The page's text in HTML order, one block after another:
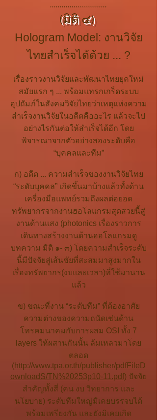
.............................
(มิติ ๔)
Hologram Model: งานวิจัย
ไทยสำเร็จได้ด้วย ... ?
เรื่องราวงานวิจัยและพัฒนาไทยยุคใหม่
สมัยแรก ๆ ... พร้อมแทรกเกร็ดระบบ
อุปถัมภ์ในสังคมวิจัยไทยว่าเหตุแห่งความ
สำเร็จงานวิจัยในอดีตคืออะไร แล้วจะไป
อย่างไรกันต่อให้สำเร็จได้อีก โดย
พิจารณาจากตัวอย่างสองระดับคือ
“บุคคลและทีม”
ก) อดีต ... ความสำเร็จของงานวิจัยไทย
“ระดับบุคคล” เกิดขึ้นมาบ้างแล้วทั้งด้าน
เครื่องมือแพทย์รวมถึงผลต่อยอด
ทรัพยากรจากงานฮอโลแกรมสุดสวยนี้สู่
งานด้านแสง (photonics เรื่องราวการ
เดินทางสร้างงานด้านฮอโลแกรมดู
บทความ มิติ ๑- ๓) โดยความสำเร็จระดับ
นี้มีปัจจัยสู่เส้นชัยที่สะสมมาสูงมากใน
เรื่องทรัพยากร(งบและเวลา)ที่ใช้มานาน
แล้ว
ข) ขณะที่งาน “ระดับทีม” ที่ต้องอาศัย
ความต่างของความถนัดเช่นด้าน
โทรคมนาคมกับการผสม OSI ทั้ง 7
layers ให้ผสานกันนั้น ล้มเหลวมาโดย
ตลอด
(http://www.tpa.or.th/publisher/pdfFileD
ownloadS/TN%20253p10-11.pdf) ปัจจัย
สำคัญทั้งสี่ (คน งบ วิทยาการ และ
นโยบาย) ระดับทีมใหญ่มิเคยบรรจบได้
พร้อมเพรียงกัน และยังมิเคยเกิด